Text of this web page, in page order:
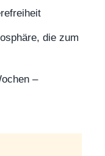
die zum
–